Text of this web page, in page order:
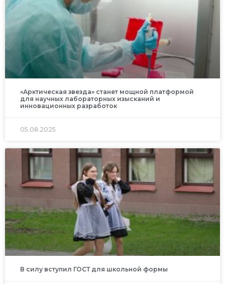
«Арктическая звезда» станет мощной платформой
для научных лабораторных изысканий и
инновационных разработок
05.08.2025
В силу вступил ГОСТ для школьной формы